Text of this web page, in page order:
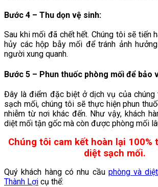
Bước 4 – Thu dọn vệ sinh:
Sau khi mối đã chết hết. Chúng tôi sẽ tiến
hủy các hộp bẫy mối để tránh ảnh
người xung quanh.
Bước 5 – Phun thuốc phòng mối để bảo
Đây là điểm đặc biệt ở dịch vụ của chúng
sạch mối, chúng tôi sẽ thực hiện phun
nhiễm từ nơi khác đến. Như vậy, khách
diệt mối tận gốc mà còn được phòng mối
Chúng tôi cam kết hoàn lại 100%
diệt sạch mối.
Quý khách hàng có nhu cầu phòng và
Thành Lợi cụ thể: